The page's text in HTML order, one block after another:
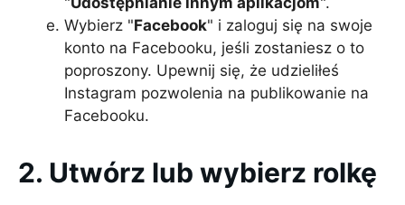
Wybierz "Facebook" i zaloguj się na swoje
konto na Facebooku, jeśli zostaniesz o to
poproszony. Upewnij się, że udzieliłeś
Instagram pozwolenia na publikowanie na
Facebooku.
2. Utwórz lub wybierz rolkę